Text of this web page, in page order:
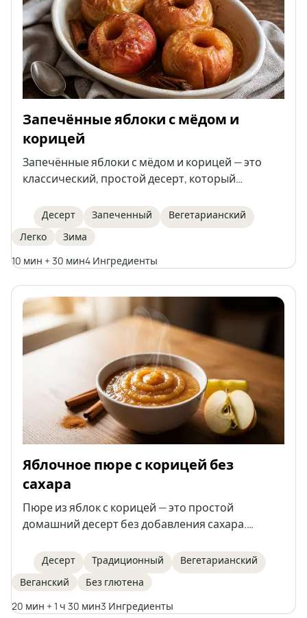
Запечённые яблоки с мёдом и
корицей
Запечённые яблоки с мёдом и корицей — это
классический, простой десерт, который
ароматом специй и нежной, сочной серединкой.
Этот рецепт готовится быстро, отлично
подходит для зимних вечеров или как лёгкий
десерт для встречи с друзьями. Запечённые
усваиваются и эффектно смотрятся, поданные
целиком.
Десерт Запеченный
Вегетарианский
Легко
Зима
10 мин + 30 мин4 Ингредиенты
Яблочное пюре с корицей без
сахара
Пюре из яблок с корицей — это простой
домашний десерт без добавления сахара.
дополнения к различным блюдам. Его можно
приготовить впрок и хранить длительное
время.
Десерт Традиционный
Вегетарианский
Веганский
Без глютена
20 мин + 1 ч 30 мин3 Ингредиенты